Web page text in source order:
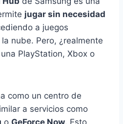
jugar sin necesidad
a juegos
nube. Pero, ¿realmente
PlayStation, Xbox o
como un centro de
a servicios como